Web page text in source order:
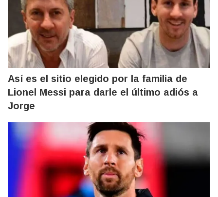
Así es el sitio elegido por la familia de
Lionel Messi para darle el último adiós a
Jorge